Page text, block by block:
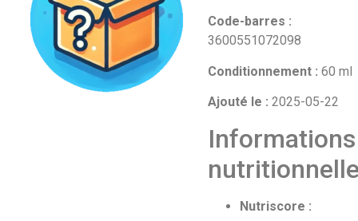
Code-barres :
3600551072098
Conditionnement : 60 ml
Ajouté le : 2025-05-22
Informations
Nutriscore :